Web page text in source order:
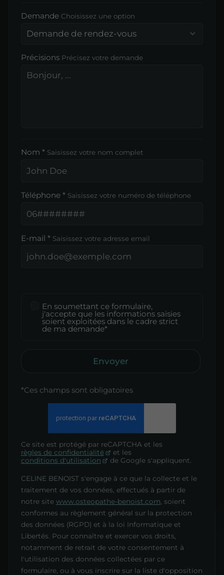
Demande Choisissez une option
Précisions Précisez votre demande
Nom * Saisissez votre nom complet
Téléphone * Saisissez votre numéro de téléphone
E-mail * Saisissez votre adresse email
En soumettant ce formulaire,
j'accepte que les informations saisies
soient exploitées dans le cadre strict
de ma demande*
Envoyer
*Ces champs sont obligatoires
Ce site est protégé par reCAPTCHA et les
règles de confidentialité
et les
conditions d'utilisation
de Google s'appliquent.
CELINE BENOIST s'engage à ce que la collecte et le
traitement de vos données, effectués à partir de
notre site www.osteopathe-benoist.com , soient
conformes au règlement général sur la protection
des données (RGPD) et à la loi Informatique et
Libertés. Pour connaître et exercer vos droits,
notamment de retrait de votre consentement à
l'utilisation des données collectées par ce
formulaire, ou à vous inscrire sur la liste d'opposition